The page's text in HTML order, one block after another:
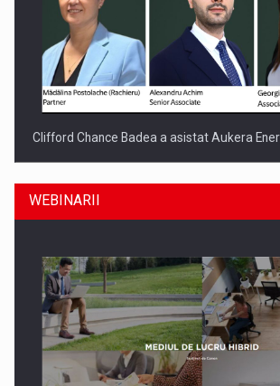
Clifford Chance Badea a asistat Aukera
SAPTE PERSONALITATI DIN MEDIUL DE
WEBINARII